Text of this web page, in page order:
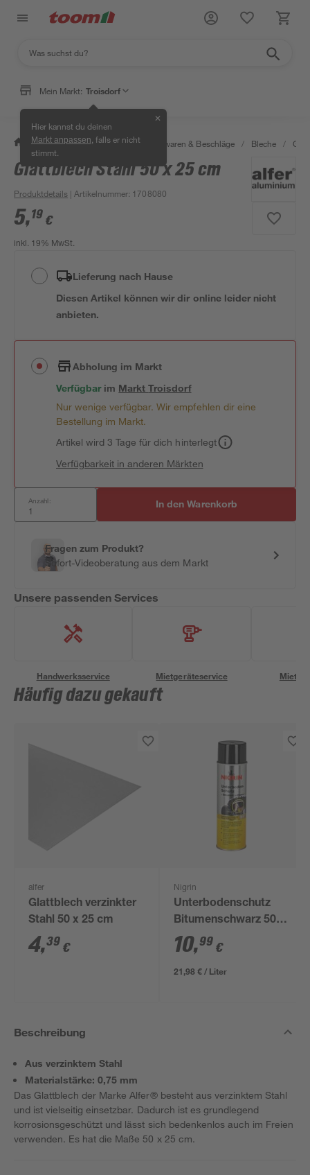
Mein Markt: Troisdorf
Hier kannst du deinen
Markt anpassen , falls er nicht
stimmt.
✕
/ Werkstatt & Maschinen / Eisenwaren & Beschläge / Bleche /
Glattblech Stahl 50 x 25 cm
Produktdetails | Artikelnummer: 1708080
5,19 €
inkl. 19% MwSt.
Lieferung nach Hause
Diesen Artikel können wir dir online leider nicht
anbieten.
Abholung im Markt
Verfügbar im MarktTroisdorf
Nur wenige verfügbar. Wir empfehlen dir eine
Bestellung im Markt.
Artikel wird 3 Tage für dich hinterlegt
Verfügbarkeit in anderen Märkten
Anzahl: In den Warenkorb
Fragen zum Produkt?
Sofort-Videoberatung aus dem Markt
Unsere passenden Services
Handwerksservice Mietgeräteservice
Häufig dazu gekauft
alfer
Glattblech verzinkter
Stahl 50 x 25 cm
4,39 €
Nigrin
Unterbodenschutz
Bitumenschwarz 500
ml
10,99 €
21,98 € / Liter
Beschreibung
Aus verzinktem Stahl
Materialstärke: 0,75 mm
Das Glattblech der Marke Alfer® besteht aus verzinktem Stahl
und ist vielseitig einsetzbar. Dadurch ist es grundlegend
korrosionsgeschützt und lässt sich bedenkenlos auch im Freien
verwenden. Es hat die Maße 50 x 25 cm.